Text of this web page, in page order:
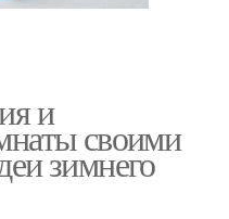
и
своими
зимнего